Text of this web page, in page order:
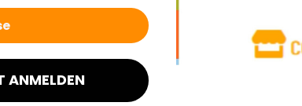
ANMELDEN